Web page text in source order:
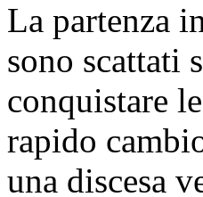
La partenza
sono scattati
conquistare
rapido
una discesa